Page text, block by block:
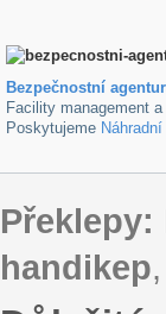
Bezpečnostní
Facility management
Poskytujeme
Překlepy:
handikep